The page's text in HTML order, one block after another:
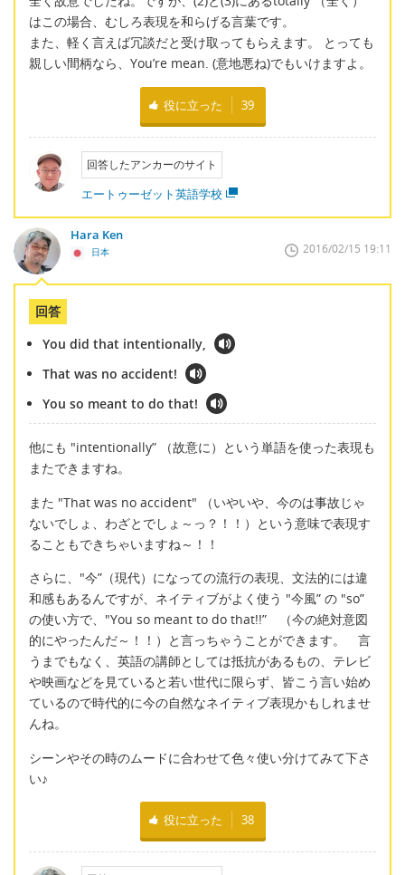
はこの場合、むしろ表現を和らげる言葉です。
また、軽く言えば冗談だと受け取ってもらえます。 とっても
親しい間柄なら、You’re mean. (意地悪ね)でもいけますよ。
役に立った 39
回答したアンカーのサイト
エートゥーゼット英語学校
Hara Ken
日本 2016/02/15 19:11
回答
You did that intentionally,
That was no accident!
You so meant to do that!
他にも "intentionally” （故意に）という単語を使った表現も
またできますね。
また "That was no accident" （いやいや、今のは事故じゃ
ないでしょ、わざとでしょ～っ？！！）という意味で表現す
ることもできちゃいますね～！！
さらに、"今”（現代）になっての流行の表現、文法的には違
和感もあるんですが、ネイティブがよく使う "今風” の "so”
の使い方で、"You so meant to do that!!” （今の絶対意図
的にやったんだ～！！）と言っちゃうことができます。 言
うまでもなく、英語の講師としては抵抗があるもの、テレビ
や映画などを見ていると若い世代に限らず、皆こう言い始め
ているので時代的に今の自然なネイティブ表現かもしれませ
んね。
シーンやその時のムードに合わせて色々使い分けてみて下さ
い♪
役に立った 38